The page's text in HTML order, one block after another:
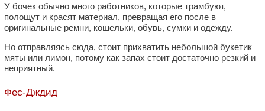
У бочек обычно много работников, которые трамбуют,
полощут и красят материал, превращая его после в
оригинальные ремни, кошельки, обувь, сумки и одежду.
Но отправляясь сюда, стоит прихватить небольшой букетик
мяты или лимон, потому как запах стоит достаточно резкий и
неприятный.
Фес-Дждид